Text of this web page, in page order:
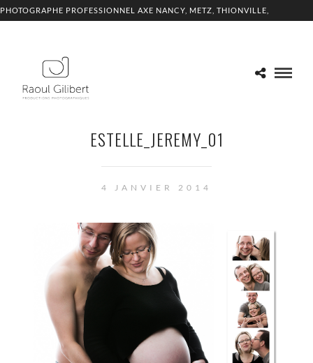
PHOTOGRAPHE PROFESSIONNEL AXE NANCY, METZ, THIONVILLE,
ESTELLE_JEREMY_01
4 JANVIER 2014